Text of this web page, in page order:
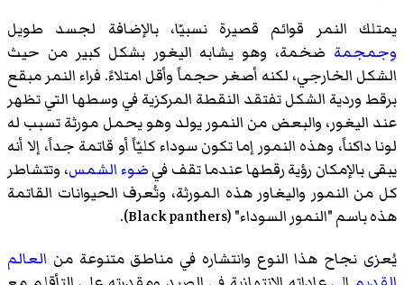
يمتلك النمر قوائم قصيرة نسبيّا، بالإضافة لجسد طويل
وجمجمة ضخمة، وهو يشابه اليغور بشكل كبير من حيث
الشكل الخارجي، لكنه أصغر حجماً وأقل امتلاءً. فراء النمر مبقع
برقط وردية الشكل تفتقد النقطة المركزية في وسطها التي تظهر
عند اليغور، والبعض من النمور يولد وهو يحمل مورثة تسبب له
لونا داكناً، وهذه النمور إما تكون سوداء كليّاً أو قاتمة جداً، إلا أنه
يبقى بالإمكان رؤية رقطها عندما تقف فيضوء الشمس، وتتشاطر
كل من النمور واليغاور هذه المورثة، وتُعرف الحيوانات القاتمة
هذه باسم "النمور السوداء" (Black panthers
)‏.
يُعزى نجاح هذا النوع وانتشاره في مناطق متنوعة من العالم